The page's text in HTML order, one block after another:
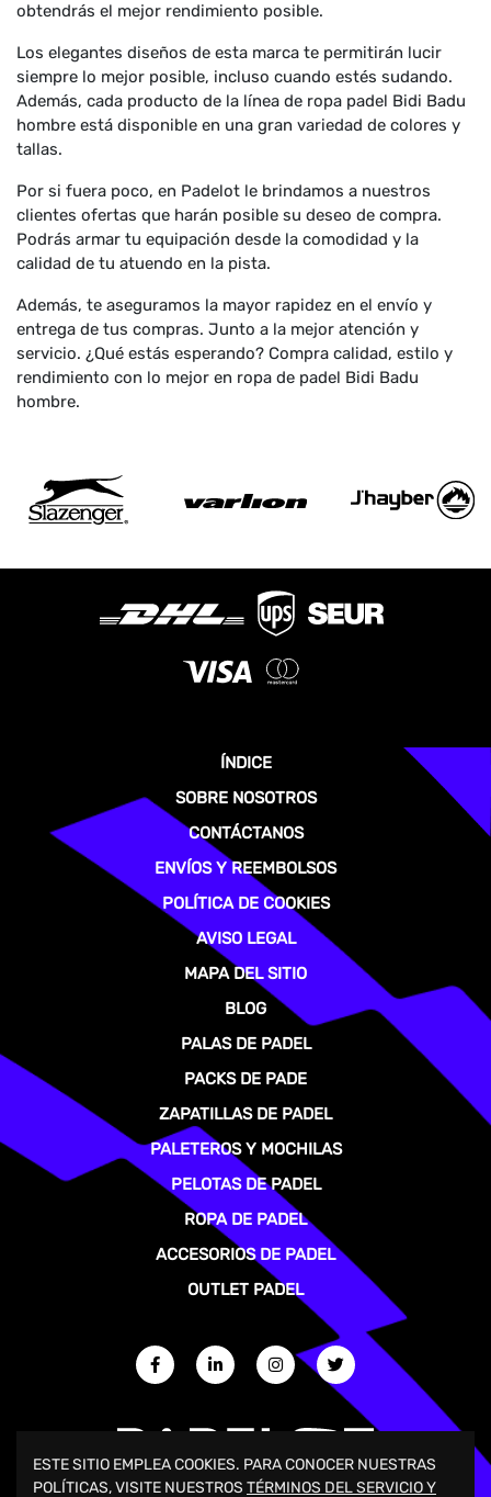
ESTE SITIO EMPLEA COOKIES. PARA CONOCER NUESTRAS
POLÍTICAS, VISITE NUESTROS TÉRMINOS DEL SERVICIO Y
obtendrás el mejor rendimiento posible.
Los elegantes diseños de esta marca te permitirán lucir
siempre lo mejor posible, incluso cuando estés sudando.
Además, cada producto de la línea de ropa padel Bidi Badu
hombre está disponible en una gran variedad de colores y
tallas.
Por si fuera poco, en Padelot le brindamos a nuestros
clientes ofertas que harán posible su deseo de compra.
Podrás armar tu equipación desde la comodidad y la
calidad de tu atuendo en la pista.
Además, te aseguramos la mayor rapidez en el envío y
entrega de tus compras. Junto a la mejor atención y
servicio. ¿Qué estás esperando? Compra calidad, estilo y
rendimiento con lo mejor en ropa de padel Bidi Badu
hombre.
ÍNDICE
SOBRE NOSOTROS
CONTÁCTANOS
ENVÍOS Y REEMBOLSOS
POLÍTICA DE COOKIES
AVISO LEGAL
MAPA DEL SITIO
BLOG
PALAS DE PADEL
PACKS DE PADE
ZAPATILLAS DE PADEL
PALETEROS Y MOCHILAS
PELOTAS DE PADEL
ROPA DE PADEL
ACCESORIOS DE PADEL
OUTLET PADEL